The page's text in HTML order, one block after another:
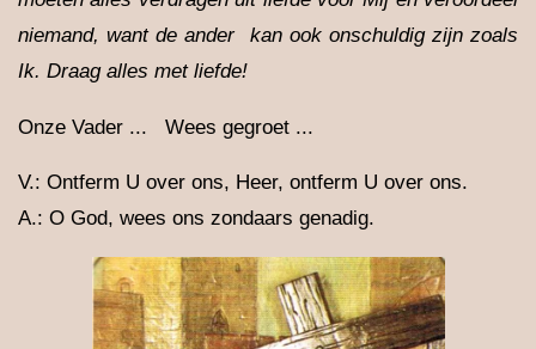
niemand, want de ander kan ook onschuldig zijn zoals
Ik. Draag alles met liefde!
Onze Vader ... Wees gegroet ...
V.: Ontferm U over ons, Heer, ontferm U over ons.
A.: O God, wees ons zondaars genadig.